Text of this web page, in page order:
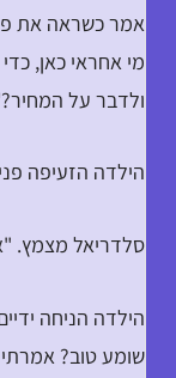
אמר כשראה את
מי אחראי כאן,
ולדבר על
הילדה הזעיפה
סלדריאל מצמץ.
הילדה הניחה
שומע טוב?